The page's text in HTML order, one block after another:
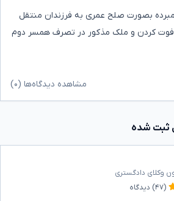
بصورت صلح عمری به فرزندان منتقل
فوت کردن و ملک مذکور در تصرف همسر دوم
مشاهده دیدگاه‌ها (۰)
وکلای دادگستری
(۴۷) دیدگاه